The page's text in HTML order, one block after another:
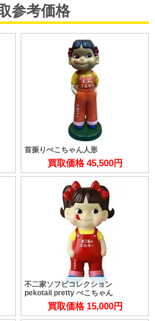
参考価格
首振りぺこちゃん人形
買取価格 45,500円
不二家ソフビコレクション
pekotail pretty ぺこちゃん
買取価格 15,000円